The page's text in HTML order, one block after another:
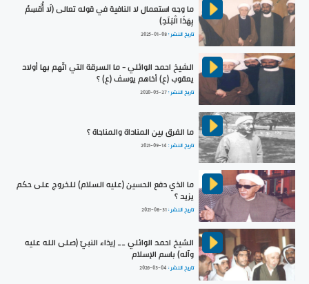
ما وجه استعمال لا النافية في قوله تعالى (لَا أُقْسِمُ
بِهَذَا الْبَلَدِ)
تاريخ النشر :2025-01-08
الشيخ احمد الوائلي - ما السرقة التي اتّهم بها أولاد
يعقوب (ع) أخاهم يوسف (ع) ؟
تاريخ النشر :2020-05-27
ما الفرق بين المناداة والمناجاة ؟
تاريخ النشر : 2021-09-14
ما الذي دفع الحسين (عليه السلام) للخروج على حكم
يزيد ؟
تاريخ النشر :2021-08-31
الشيخ احمد الوائلي __ إيذاء النبيّ (صلى الله عليه
وآله) باسم الإسلام
تاريخ النشر : 2026-03-04